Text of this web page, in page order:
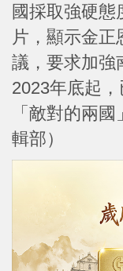
國採取強硬態
片，顯示金正
議，要求加強
2023年底起
「敵對的兩
輯部）